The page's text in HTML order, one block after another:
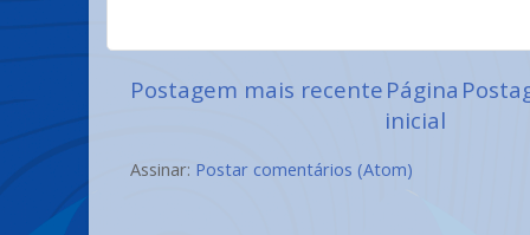
Postagem mais recentePágina
inicial
Assinar: Postar comentários (Atom)